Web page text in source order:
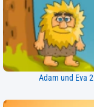
Adam und Eva 2